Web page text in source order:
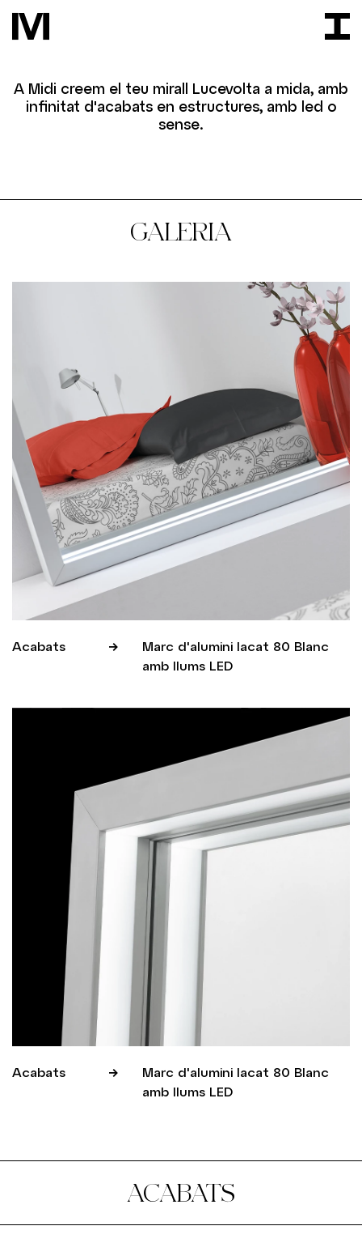
A Midi creem el teu mirall Lucevolta a mida, amb
infinitat d'acabats en estructures, amb led o
sense.
GALERIA
Acabats
Marc d'alumini lacat 80 Blanc
amb llums LED
Acabats
Marc d'alumini lacat 80 Blanc
amb llums LED
ACABATS